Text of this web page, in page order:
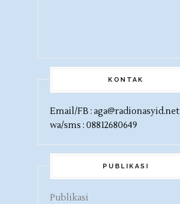
KONTAK
Email/FB : aga@radionasyid.net
wa/sms : 08812680649
PUBLIKASI
Publikasi